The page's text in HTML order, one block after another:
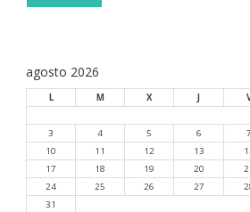
agosto 2026
L M X
3
4 5 6 7
10
11 12 13
17
18 19 20
24
25 26 27
31